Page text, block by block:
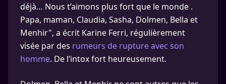
déjà… Nous t’aimons plus fort que le monde .
Papa, maman, Claudia, Sasha, Dolmen, Bella et
Menhir", a écrit Karine Ferri, régulièrement
visée par des rumeurs de rupture avec son
homme. De l’intox fort heureusement.